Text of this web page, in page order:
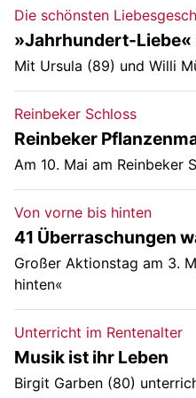
Die schönsten
»Jahrhundert-Liebe«
Mit Ursula (89) und Willi
Reinbeker Schloss
Reinbeker
Am 10. Mai am Reinbeker
Von vorne bis hinten
41 Überraschungen
Großer Aktionstag am 3.
hinten«
Unterricht im Rentenalter
Musik ist ihr Leben
Birgit Garben (80)